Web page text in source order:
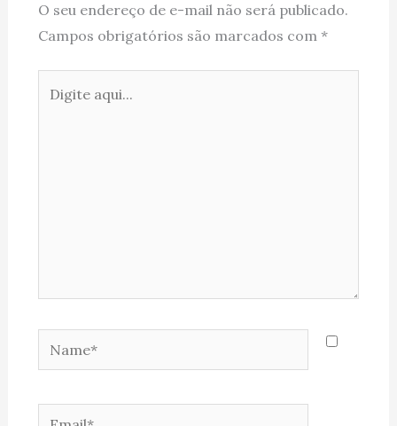
O seu endereço de e-mail não será publicado.
Campos obrigatórios são marcados com *
aqui...
Name*
Email*